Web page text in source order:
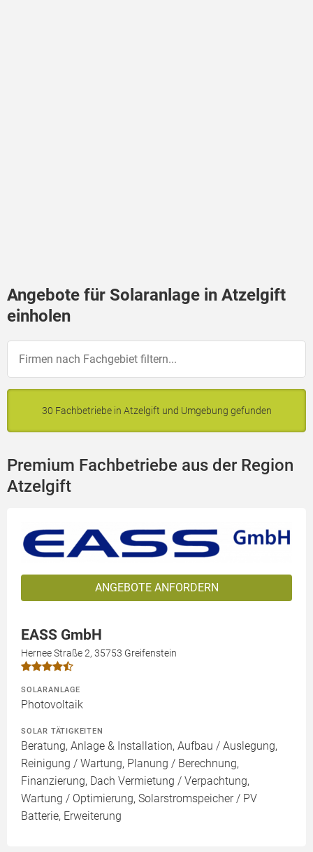
Angebote für Solaranlage in Atzelgift
einholen
30 Fachbetriebe in Atzelgift und Umgebung gefunden
Premium Fachbetriebe aus der Region
Atzelgift
ANGEBOTE ANFORDERN
EASS GmbH
Hernee Straße 2, 35753 Greifenstein
SOLARANLAGE
Photovoltaik
SOLAR TÄTIGKEITEN
Beratung, Anlage & Installation, Aufbau / Auslegung,
Reinigung / Wartung, Planung / Berechnung,
Finanzierung, Dach Vermietung / Verpachtung,
Wartung / Optimierung, Solarstromspeicher / PV
Batterie, Erweiterung